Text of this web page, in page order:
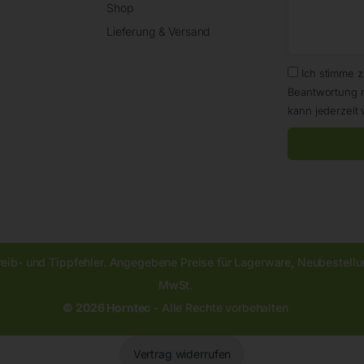
Shop
Lieferung & Versand
Ich stimme
Beantwortung
kann jederzeit
und Tippfehler. Angegebene Preise für Lagerware,
MwSt.
© 2026 Horntec - Alle Rechte vorbehalten
Vertrag widerrufen